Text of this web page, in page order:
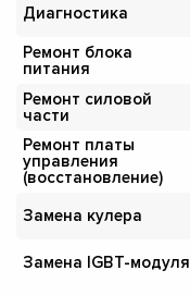
Диагностика
Ремонт блока
питания
Ремонт силовой
части
Ремонт платы
управления
(восстановление)
Замена кулера
Замена IGBT-модуля